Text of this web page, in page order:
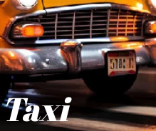
Taxi